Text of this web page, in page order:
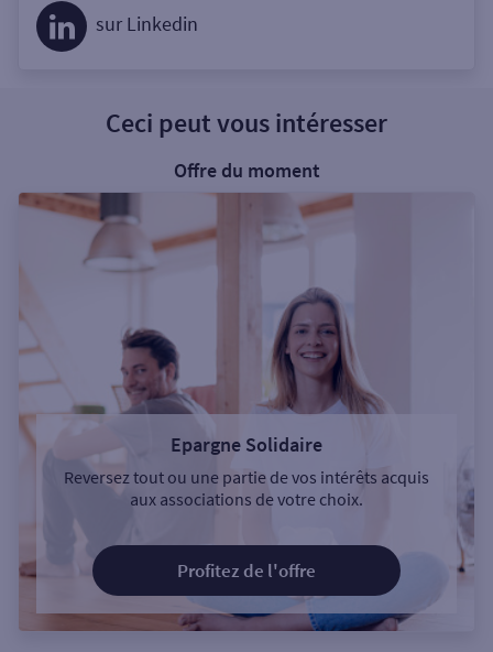
sur Linkedin
Ceci peut vous intéresser
Offre du moment
Epargne Solidaire
Reversez tout ou une partie de vos intérêts acquis
aux associations de votre choix.
Profitez de l'offre